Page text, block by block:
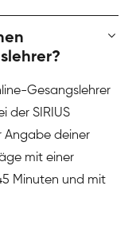
Gesangslehrer
der SIRIUS
Angabe deiner
mit einer
Minuten und mit